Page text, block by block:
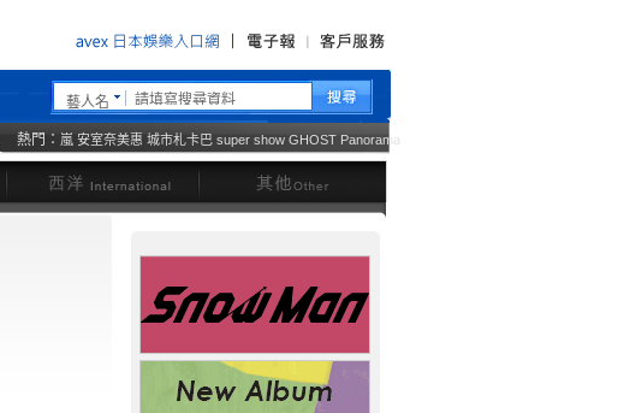
藝人名
熱門： 嵐 安室奈美惠 城市札卡巴 super show GHOST Panorama
其他